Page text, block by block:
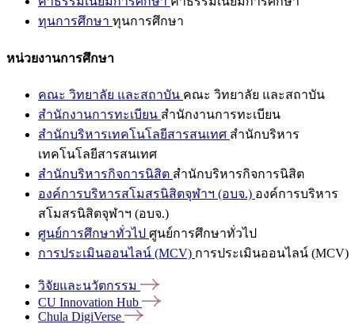
ทุนการศึกษา ทุนการศึกษา
หน่วยงานการศึกษา
คณะ วิทยาลัย และสถาบัน คณะ วิทยาลัย และสถาบัน
สำนักงานการทะเบียน สำนักงานการทะเบียน
สำนักบริหารเทคโนโลยีสารสนเทศ สำนักบริหาร
เทคโนโลยีสารสนเทศ
สำนักบริหารกิจการนิสิต สำนักบริหารกิจการนิสิต
องค์การบริหารสโมสรนิสิตจุฬาฯ (อบจ.) องค์การบริหาร
สโมสรนิสิตจุฬาฯ (อบจ.)
ศูนย์การศึกษาทั่วไป ศูนย์การศึกษาทั่วไป
การประเมินออนไลน์ (MCV) การประเมินออนไลน์ (MCV)
วิจัยและนวัตกรรม
CU Innovation Hub
Chula DigiVerse